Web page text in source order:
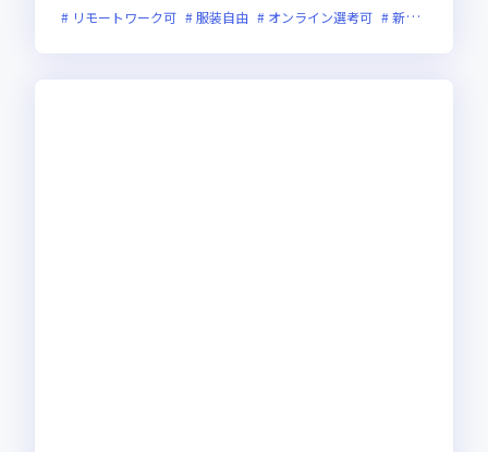
リモートワーク可
服装自由 オンライン選考可 新技術に積極的